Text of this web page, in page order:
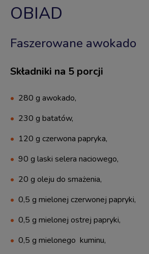
OBIAD
Faszerowane awokado
Składniki na 5 porcji
280 g awokado,
230 g batatów,
120 g czerwona papryka,
90 g laski selera naciowego,
20 g oleju do smażenia,
0,5 g mielonej czerwonej papryki,
0,5 g mielonej ostrej papryki,
0,5 g mielonego kuminu,